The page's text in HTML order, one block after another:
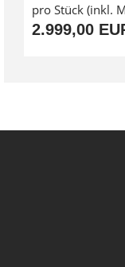
pro Stück (inkl.
2.999,00